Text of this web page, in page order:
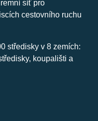
síť pro
cestovního ruchu
středisky v 8 zemích:
koupališti a